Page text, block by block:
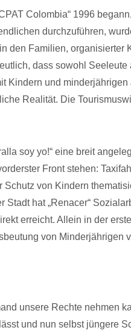
Colombia“ 1996
durchzuführen,
den Familien, organisierter
dass sowohl Seeleute
Kindern und
Realität. Die
soy yo!“ eine breit
Front stehen:
von Kindern
hat „Renacer“
erreicht. Allein in der
von Minderjährigen
unsere Rechte nehmen
und nun selbst jüngere